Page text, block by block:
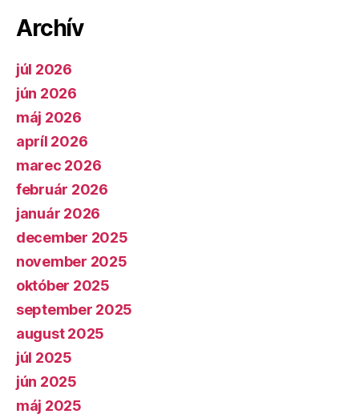
Archív
júl 2026
jún 2026
máj 2026
apríl 2026
marec 2026
február 2026
január 2026
december 2025
november 2025
október 2025
september 2025
august 2025
júl 2025
jún 2025
máj 2025